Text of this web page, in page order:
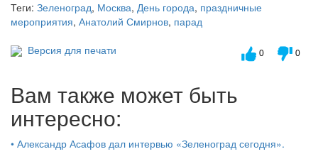
Теги: Зеленоград, Москва, День города, праздничные
мероприятия, Анатолий Смирнов, парад
Версия для печати
0 0
Вам также может быть
интересно:
• Александр Асафов дал интервью «Зеленоград сегодня».